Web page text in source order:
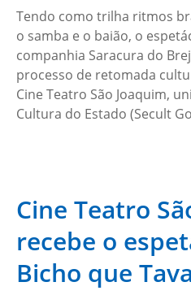
Tendo como trilha ritmos
o samba e o baião, o
companhia Saracura do
processo de retomada
Cine Teatro São Joaquim,
Cultura do Estado (Secult
Cine Teatro
recebe o
Bicho que